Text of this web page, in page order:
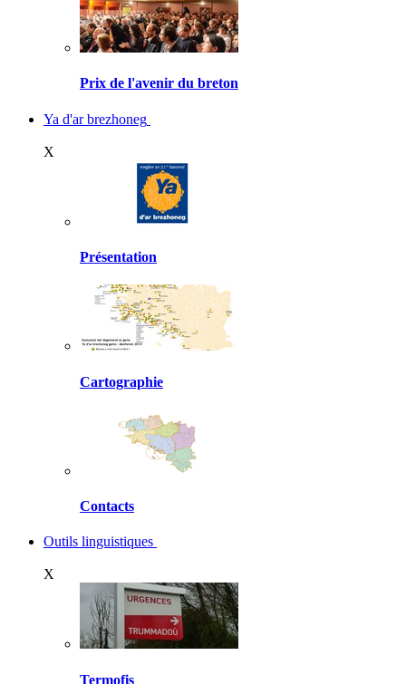
Prix de l'avenir du breton
Ya d'ar brezhoneg
X
Présentation
Cartographie
Contacts
Outils linguistiques
X
Termofis